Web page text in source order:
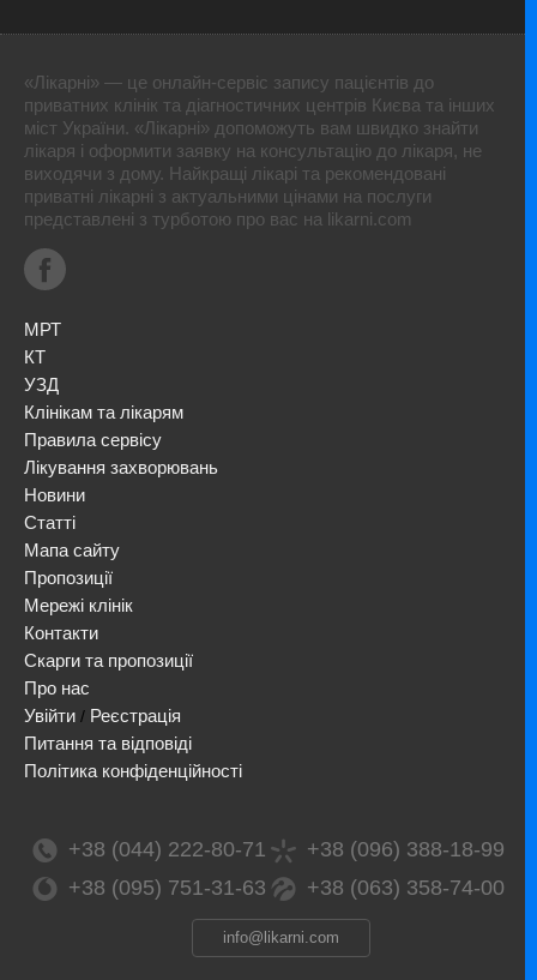
«Лікарні» — це онлайн-сервіс запису пацієнтів до
приватних клінік та діагностичних центрів Києва та інших
міст України. «Лікарні» допоможуть вам швидко знайти
лікаря і оформити заявку на консультацію до лікаря, не
виходячи з дому. Найкращі лікарі та рекомендовані
приватні лікарні з актуальними цінами на послуги
представлені з турботою про вас на likarni.com
МРТ
КТ
УЗД
Клінікам та лікарям
Правила сервісу
Лікування захворювань
Новини
Статті
Мапа сайту
Пропозиції
Мережі клінік
Контакти
Скарги та пропозиції
Про нас
Увійти / Реєстрація
Питання та відповіді
Політика конфіденційності
+38 (044) 222-80-71
+38 (096) 388-18-99
+38 (095) 751-31-63
+38 (063) 358-74-00
info@likarni.com